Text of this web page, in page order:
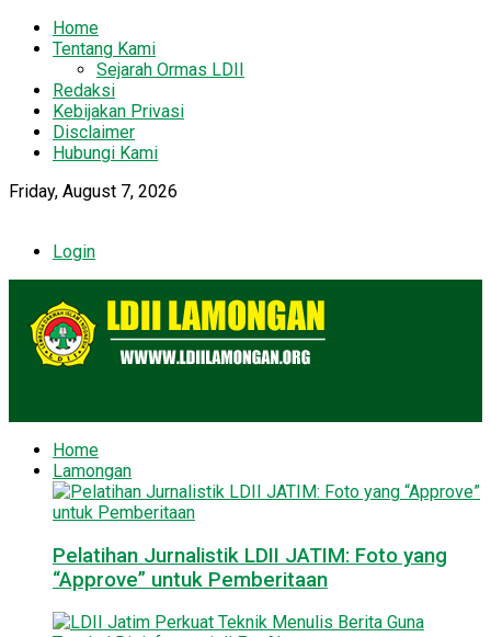
Home
Tentang Kami
Sejarah Ormas LDII
Redaksi
Kebijakan Privasi
Disclaimer
Hubungi Kami
Friday, August 7, 2026
Login
Home
Lamongan
Pelatihan Jurnalistik LDII JATIM: Foto yang
“Approve” untuk Pemberitaan